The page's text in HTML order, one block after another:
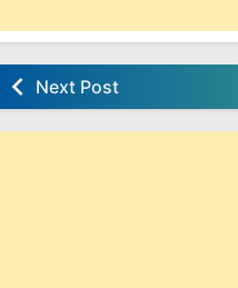
Next Post